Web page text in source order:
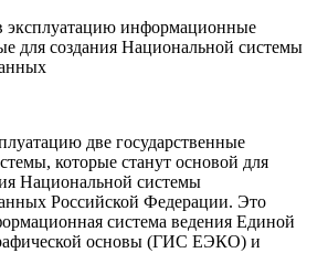
эксплуатацию информационные
для создания Национальной системы
две государственные
которые станут основой для
Национальной системы
Российской Федерации. Это
система ведения Единой
основы (ГИС ЕЭКО) и